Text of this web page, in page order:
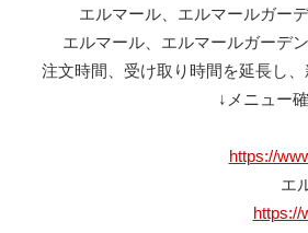
エルマール、エルマールガー
エルマール、エルマールガーデ
注文時間、受け取り時間を延長し
↓メニュー
https://
エ
https://